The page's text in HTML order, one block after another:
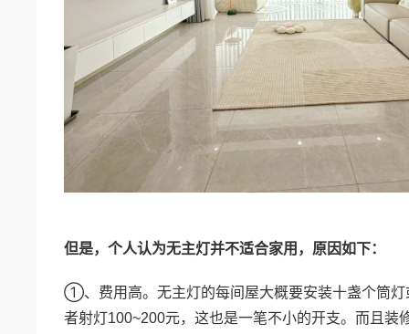
但是，个人认为无主灯并不适合家用，原因如下：
①、费用高。无主灯的每间屋大概要安装十盏个筒灯
者射灯100~200元，这也是一笔不小的开支。而且装